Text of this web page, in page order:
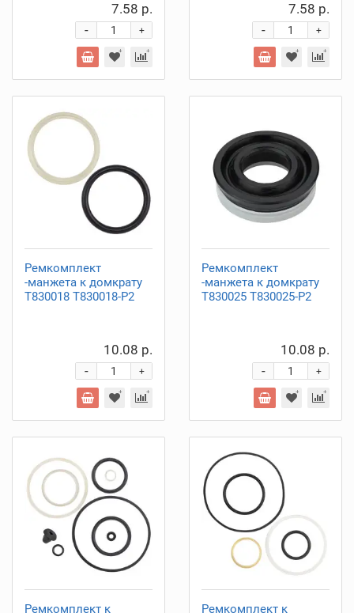
7.58 р.
+
-
7.58 р.
+
-
Ремкомплект
-манжета к домкрату
T830018 T830018-P2
10.08 р.
+
-
Ремкомплект
-манжета к домкрату
T830025 T830025-P2
10.08 р.
+
-
Ремкомплект к
Ремкомплект к